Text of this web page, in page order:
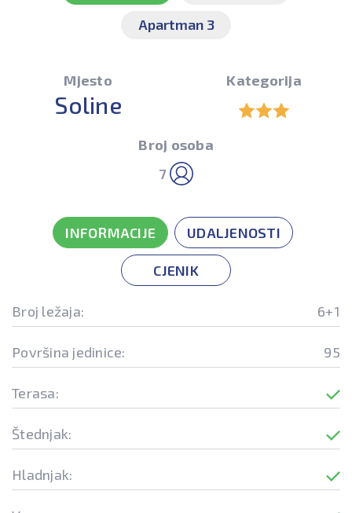
Apartman 3
Mjesto
Soline
Kategorija
Broj osoba
7
INFORMACIJE UDALJENOSTI
CJENIK
Broj ležaja: 6+1
Površina jedinice: 95
Terasa:
Štednjak:
Hladnjak: